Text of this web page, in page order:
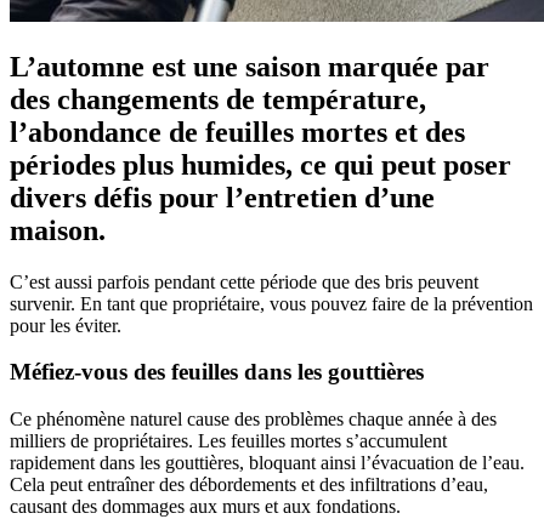
L’automne est une saison marquée par
des changements de température,
l’abondance de feuilles mortes et des
périodes plus humides, ce qui peut poser
divers défis pour l’entretien d’une
maison.
C’est aussi parfois pendant cette période que des bris peuvent
survenir. En tant que propriétaire, vous pouvez faire de la prévention
pour les éviter.
Méfiez-vous des feuilles dans les gouttières
Ce phénomène naturel cause des problèmes chaque année à des
milliers de propriétaires. Les feuilles mortes s’accumulent
rapidement dans les gouttières, bloquant ainsi l’évacuation de l’eau.
Cela peut entraîner des débordements et des infiltrations d’eau,
causant des dommages aux murs et aux fondations.